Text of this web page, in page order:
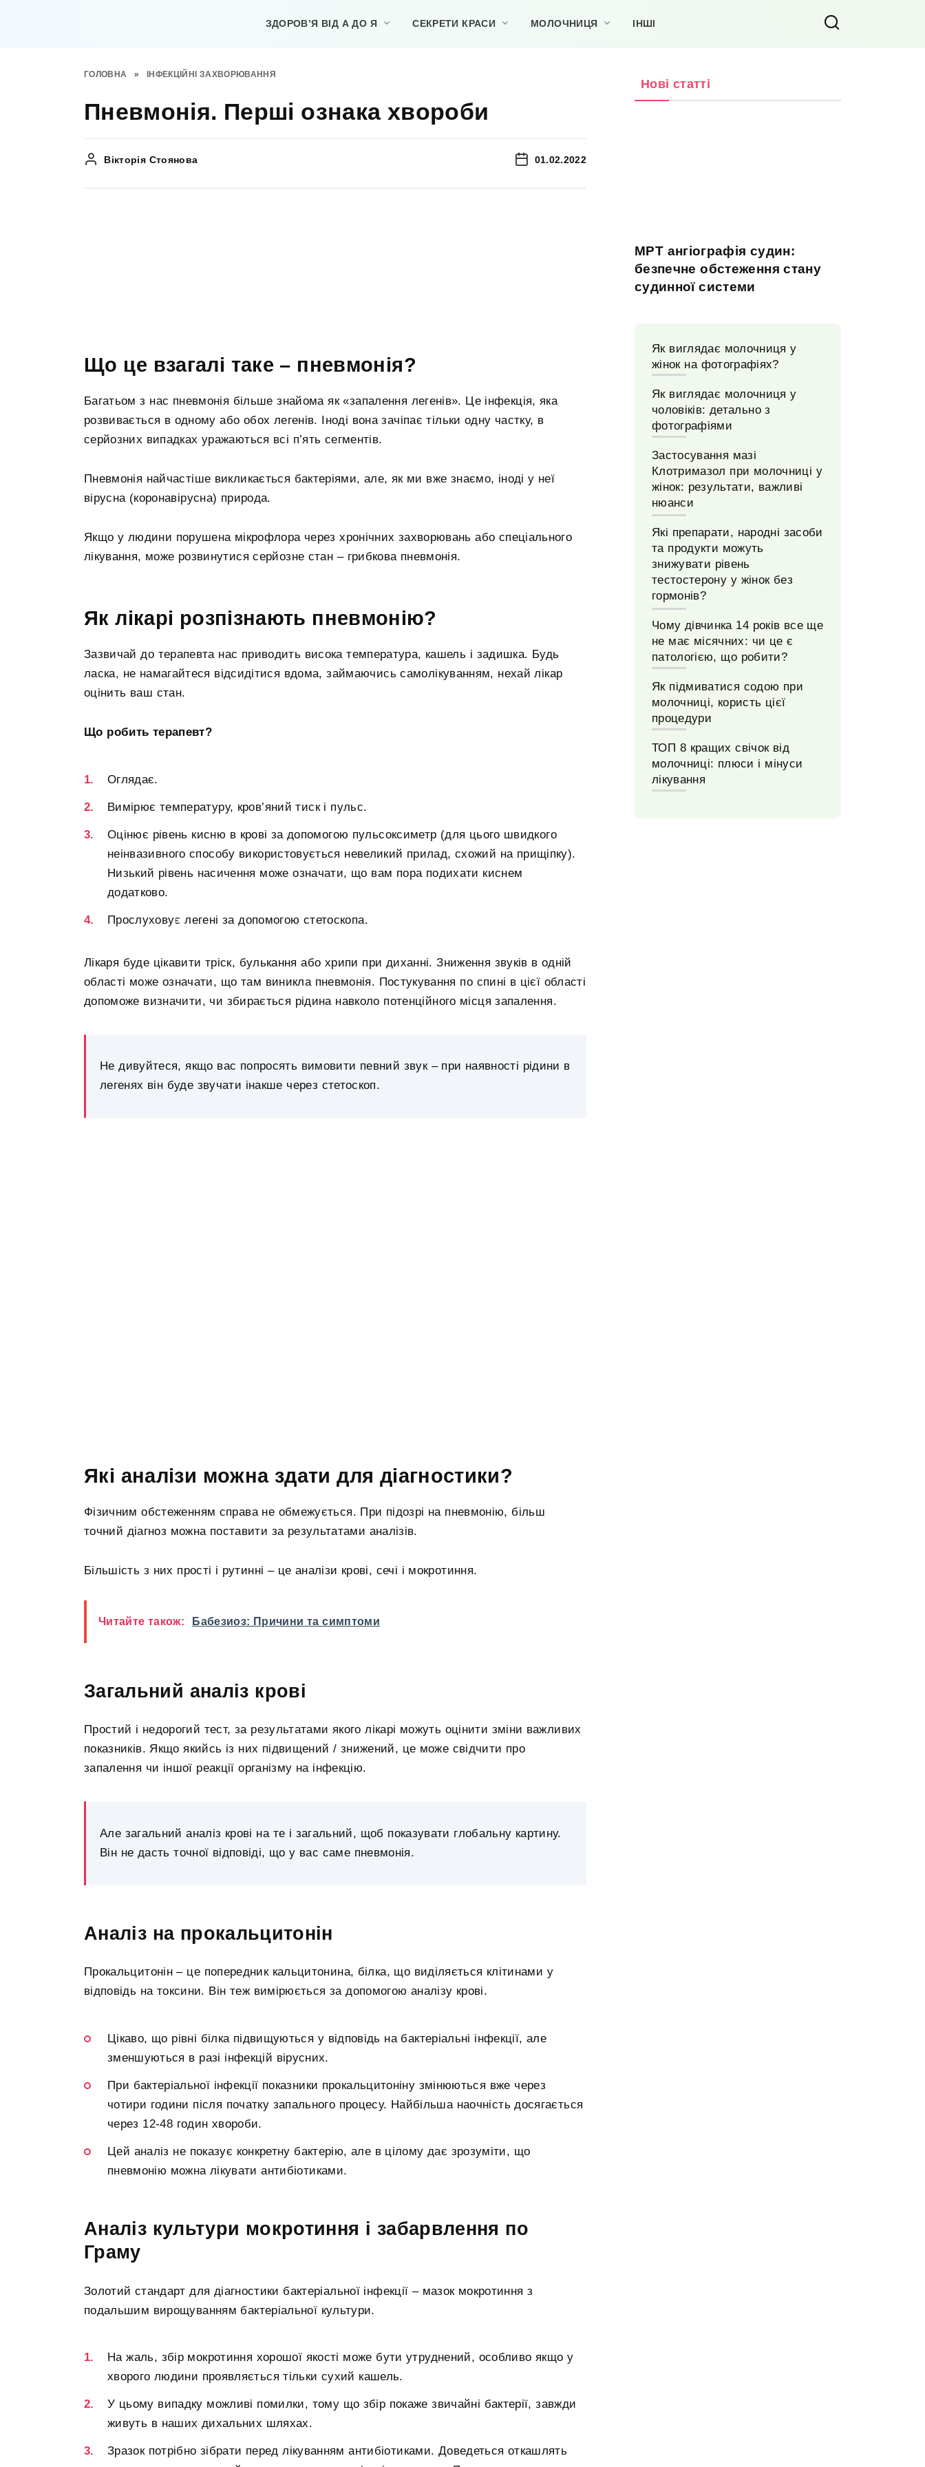
ЗДОРОВ’Я ВІД А ДО Я СЕКРЕТИ КРАСИ МОЛОЧНИЦЯ ІНШІ
ГОЛОВНА » ІНФЕКЦІЙНІ ЗАХВОРЮВАННЯ
Пневмонія. Перші ознака хвороби
Вікторія Стоянова 01.02.2022
Що це взагалі таке – пневмонія?
Багатьом з нас пневмонія більше знайома як «запалення легенів». Це інфекція, яка
розвивається в одному або обох легенів. Іноді вона зачіпає тільки одну частку, в
серйозних випадках уражаються всі п’ять сегментів.
Пневмонія найчастіше викликається бактеріями, але, як ми вже знаємо, іноді у неї
вірусна (коронавірусна) природа.
Якщо у людини порушена мікрофлора через хронічних захворювань або спеціального
лікування, може розвинутися серйозне стан – грибкова пневмонія.
Як лікарі розпізнають пневмонію?
Зазвичай до терапевта нас приводить висока температура, кашель і задишка. Будь
ласка, не намагайтеся відсидітися вдома, займаючись самолікуванням, нехай лікар
оцінить ваш стан.
Що робить терапевт?
Оглядає.
Вимірює температуру, кров’яний тиск і пульс.
Оцінює рівень кисню в крові за допомогою пульсоксиметр (для цього швидкого
неінвазивного способу використовується невеликий прилад, схожий на прищіпку).
Низький рівень насичення може означати, що вам пора подихати киснем
додатково.
Прослуховує легені за допомогою стетоскопа.
Лікаря буде цікавити тріск, булькання або хрипи при диханні. Зниження звуків в одній
області може означати, що там виникла пневмонія. Постукування по спині в цієї області
допоможе визначити, чи збирається рідина навколо потенційного місця запалення.
Не дивуйтеся, якщо вас попросять вимовити певний звук – при наявності рідини в
легенях він буде звучати інакше через стетоскоп.
Які аналізи можна здати для діагностики?
Фізичним обстеженням справа не обмежується. При підозрі на пневмонію, більш
точний діагноз можна поставити за результатами аналізів.
Більшість з них прості і рутинні – це аналізи крові, сечі і мокротиння.
Читайте також: Бабезиоз: Причини та симптоми
Загальний аналіз крові
Простий і недорогий тест, за результатами якого лікарі можуть оцінити зміни важливих
показників. Якщо якийсь із них підвищений / знижений, це може свідчити про
запалення чи іншої реакції організму на інфекцію.
Але загальний аналіз крові на те і загальний, щоб показувати глобальну картину.
Він не дасть точної відповіді, що у вас саме пневмонія.
Аналіз на прокальцитонін
Прокальцитонін – це попередник кальцитонина, білка, що виділяється клітинами у
відповідь на токсини. Він теж вимірюється за допомогою аналізу крові.
Цікаво, що рівні білка підвищуються у відповідь на бактеріальні інфекції, але
зменшуються в разі інфекцій вірусних.
При бактеріальної інфекції показники прокальцитоніну змінюються вже через
чотири години після початку запального процесу. Найбільша наочність досягається
через 12-48 годин хвороби.
Цей аналіз не показує конкретну бактерію, але в цілому дає зрозуміти, що
пневмонію можна лікувати антибіотиками.
Аналіз культури мокротиння і забарвлення по
Граму
Золотий стандарт для діагностики бактеріальної інфекції – мазок мокротиння з
подальшим вирощуванням бактеріальної культури.
На жаль, збір мокротиння хорошої якості може бути утруднений, особливо якщо у
хворого людини проявляється тільки сухий кашель.
У цьому випадку можливі помилки, тому що збір покаже звичайні бактерії, завжди
живуть в наших дихальних шляхах.
Зразок потрібно зібрати перед лікуванням антибіотиками. Доведеться откашлять
Нові статті
МРТ ангіографія судин:
безпечне обстеження стану
судинної системи
Як виглядає молочниця у
жінок на фотографіях?
Як виглядає молочниця у
чоловіків: детально з
фотографіями
Застосування мазі
Клотримазол при молочниці у
жінок: результати, важливі
нюанси
Які препарати, народні засоби
та продукти можуть
знижувати рівень
тестостерону у жінок без
гормонів?
Чому дівчинка 14 років все ще
не має місячних: чи це є
патологією, що робити?
Як підмиватися содою при
молочниці, користь цієї
процедури
ТОП 8 кращих свічок від
молочниці: плюси і мінуси
лікування